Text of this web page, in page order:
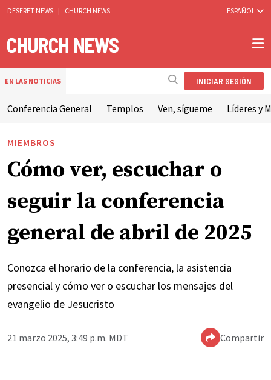
DESERET NEWS | CHURCH NEWS ESPAÑOL
EN LAS NOTICIAS INICIAR SESIÓN
Conferencia General Templos Ven, sígueme Líderes y
MIEMBROS
Cómo ver, escuchar o
seguir la conferencia
general de abril de 2025
Conozca el horario de la conferencia, la asistencia
presencial y cómo ver o escuchar los mensajes del
evangelio de Jesucristo
21 marzo 2025, 3:49 p.m. MDT Compartir